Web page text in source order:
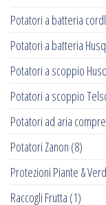
Potatori a batteria
Potatori a batteria
Potatori a scoppio
Potatori a scoppio
Potatori ad aria
Potatori Zanon (8)
Protezioni Piante &
Raccogli Frutta (1)